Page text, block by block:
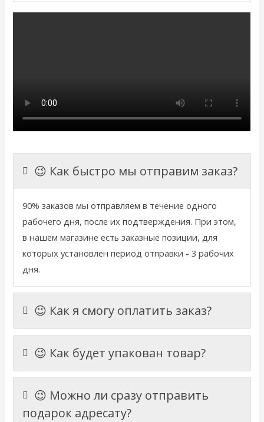
😉 Как быстро мы отправим заказ?
90% заказов мы отправляем в течение одного
рабочего дня, после их подтверждения. При этом,
в нашем магазине есть заказные позиции, для
которых установлен период отправки - 3 рабочих
дня.
😉 Как я смогу оплатить заказ?
😉 Как будет упакован товар?
😉 Можно ли сразу отправить
подарок адресату?